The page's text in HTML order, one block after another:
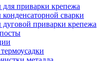
приварки крепежа
сварки
приварки крепежа